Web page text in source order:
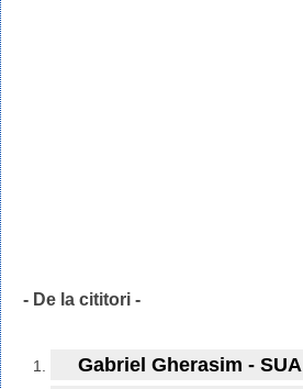
- De la cititori -
Gabriel Gherasim - SUA